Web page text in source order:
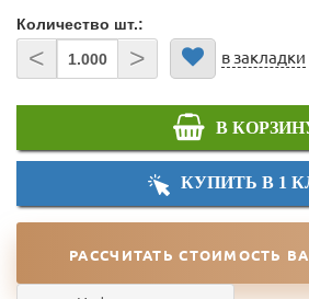
Количество шт.:
< > в закладки
В
КУПИТЬ В 1
РАССЧИТАТЬ СТОИМОСТЬ